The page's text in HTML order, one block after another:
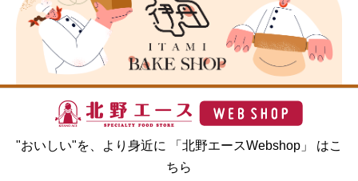
"おいしい"を、より身近に 「北野エースWebshop」 はこ
ちら